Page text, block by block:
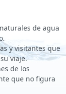
de agua
y visitantes que
viaje.
de los
que no figura